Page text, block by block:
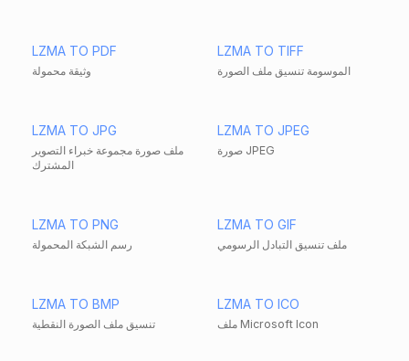
LZMA TO PDF
وثيقة محمولة
LZMA TO TIFF
الموسومة تنسيق ملف الصورة
LZMA TO JPG
ملف صورة مجموعة خبراء التصوير
المشترك
LZMA TO JPEG
صورة JPEG
LZMA TO PNG
رسم الشبكة المحمولة
LZMA TO GIF
ملف تنسيق التبادل الرسومي
LZMA TO BMP
تنسيق ملف الصورة النقطية
LZMA TO ICO
ملف Microsoft Icon